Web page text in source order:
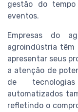
gestão do
eventos.
Empresas do
agroindústria têm
apresentar seus
a atenção de
de
automatizados
refletindo o